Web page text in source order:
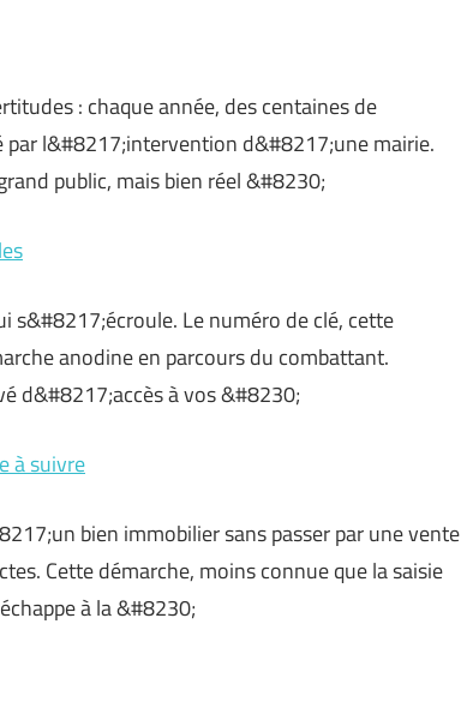
: chaque année, des centaines de
l&#8217;intervention d&#8217;une mairie.
public, mais bien réel &#8230;
s&#8217;écroule. Le numéro de clé, cette
anodine en parcours du combattant.
d&#8217;accès à vos &#8230;
à suivre
bien immobilier sans passer par une vente
Cette démarche, moins connue que la saisie
à la &#8230;